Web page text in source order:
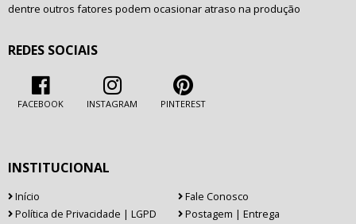
dentre outros fatores podem ocasionar atraso na produção
REDES SOCIAIS
FACEBOOK INSTAGRAM PINTEREST
INSTITUCIONAL
Início
Fale Conosco
Política de Privacidade | LGPD
Postagem | Entrega